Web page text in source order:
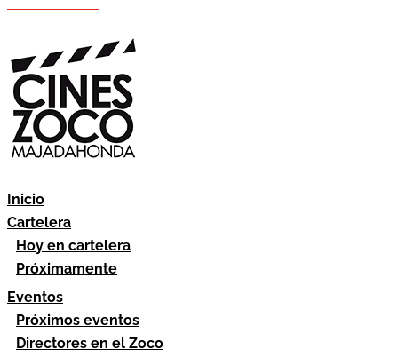
Inicio
Cartelera
Hoy en cartelera
Próximamente
Eventos
Próximos eventos
Directores en el Zoco